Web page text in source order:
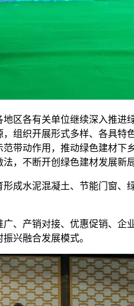
各有关单位继续深入推进
组织开展形式多样、各具特
带动作用，推动绿色建材下
，不断开创绿色建材发展新
水泥混凝土、节能门窗、
产销对接、优惠促销、企
兴融合发展模式。